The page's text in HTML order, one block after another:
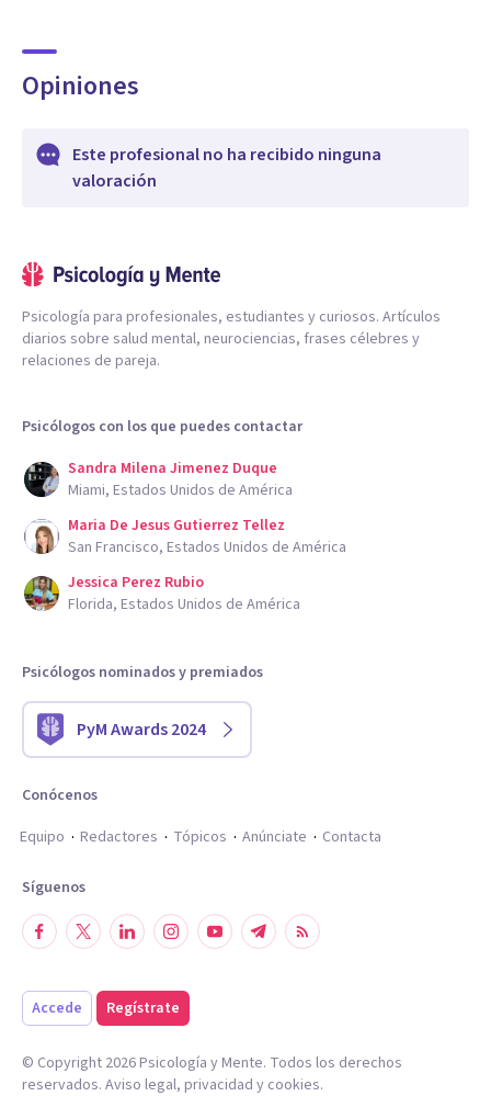
Opiniones
Este profesional no ha recibido ninguna
valoración
Psicología para profesionales, estudiantes y curiosos. Artículos
diarios sobre salud mental, neurociencias, frases célebres y
relaciones de pareja.
Psicólogos con los que puedes contactar
Sandra Milena Jimenez Duque
Miami, Estados Unidos de América
Maria De Jesus Gutierrez Tellez
San Francisco, Estados Unidos de América
Jessica Perez Rubio
Florida, Estados Unidos de América
Psicólogos nominados y premiados
PyM Awards 2024
Conócenos
Equipo
Redactores Tópicos Anúnciate Contacta
Síguenos
Accede Regístrate
© Copyright 2026Psicología y Mente. Todos los derechos
reservados. Aviso legal, privacidad y cookies.